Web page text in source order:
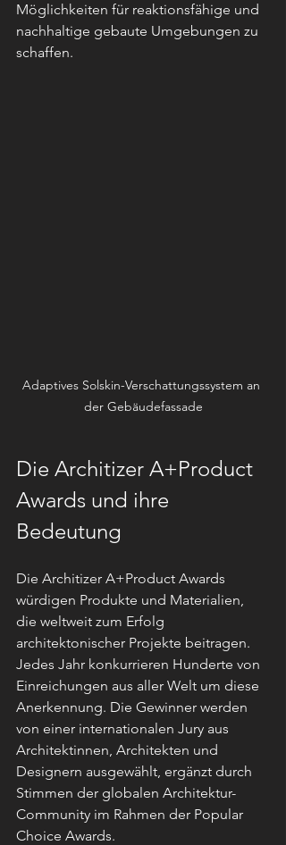
Möglichkeiten für reaktionsfähige und
nachhaltige gebaute Umgebungen zu
schaffen.
Adaptives Solskin-Verschattungssystem an
der Gebäudefassade
Die Architizer A+Product
Awards und ihre
Bedeutung
Die Architizer A+Product Awards
würdigen Produkte und Materialien,
die weltweit zum Erfolg
architektonischer Projekte beitragen.
Jedes Jahr konkurrieren Hunderte von
Einreichungen aus aller Welt um diese
Anerkennung. Die Gewinner werden
von einer internationalen Jury aus
Architektinnen, Architekten und
Designern ausgewählt, ergänzt durch
Stimmen der globalen Architektur-
Community im Rahmen der Popular
Choice Awards.